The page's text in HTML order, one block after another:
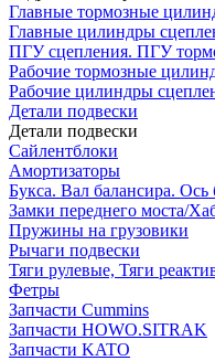
Главные тормозные
Главные цилиндры
ПГУ сцепления. ПГУ
Рабочие тормозные
Рабочие цилиндры
Детали подвески
Детали подвески
Cайлентблоки
Амортизаторы
Букса. Вал балансира. Ось
Замки переднего моста/
Пружины на грузовики
Рычаги подвески
Тяги рулевые, Тяги
Фетры
Запчасти Cummins
Запчасти HOWO.SITRAK
Запчасти KATO